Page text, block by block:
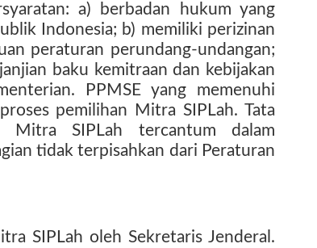
a) berbadan hukum yang
Indonesia; b) memiliki perizinan
peraturan perundang-undangan;
baku kemitraan dan kebijakan
PPMSE yang memenuhi
pemilihan Mitra SIPLah. Tata
Mitra SIPLah tercantum dalam
tidak terpisahkan dari Peraturan
SIPLah oleh Sekretaris Jenderal.